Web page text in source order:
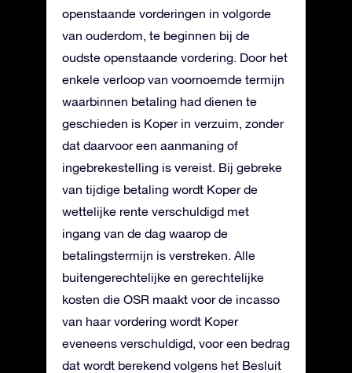
openstaande vorderingen in volgorde
van ouderdom, te beginnen bij de
oudste openstaande vordering. Door het
enkele verloop van voornoemde termijn
waarbinnen betaling had dienen te
geschieden is Koper in verzuim, zonder
dat daarvoor een aanmaning of
ingebrekestelling is vereist. Bij gebreke
van tijdige betaling wordt Koper de
wettelijke rente verschuldigd met
ingang van de dag waarop de
betalingstermijn is verstreken. Alle
buitengerechtelijke en gerechtelijke
kosten die OSR maakt voor de incasso
van haar vordering wordt Koper
eveneens verschuldigd, voor een bedrag
dat wordt berekend volgens het Besluit